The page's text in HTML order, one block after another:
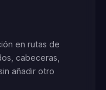
en rutas de
cabeceras,
añadir otro